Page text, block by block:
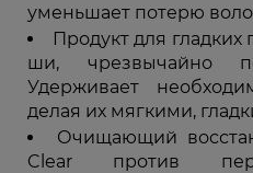
уменьшает потерю
Продукт для
ши, чрезвычайно
Удерживает
делая их мягкими,
Очищающий
Clear против